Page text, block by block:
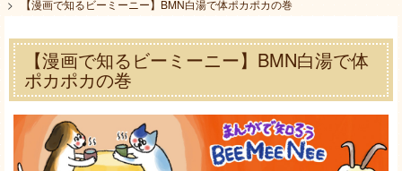
>
【漫画で知るビーミーニー】BMN白湯で体ポカポカの巻
【漫画で知るビーミーニー】BMN白湯で体
ポカポカの巻